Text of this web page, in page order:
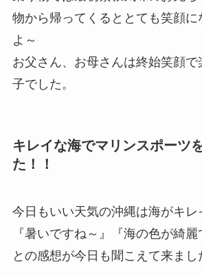
物から帰ってくるととても笑顔に
よ～
お父さん、お母さんは終始笑顔で
子でした。
キレイな海でマリンスポーツ
た！！
今日もいい天気の沖縄は海がキレ
『暑いですね～』『海の色が綺麗
との感想が今日も聞こえて来まし